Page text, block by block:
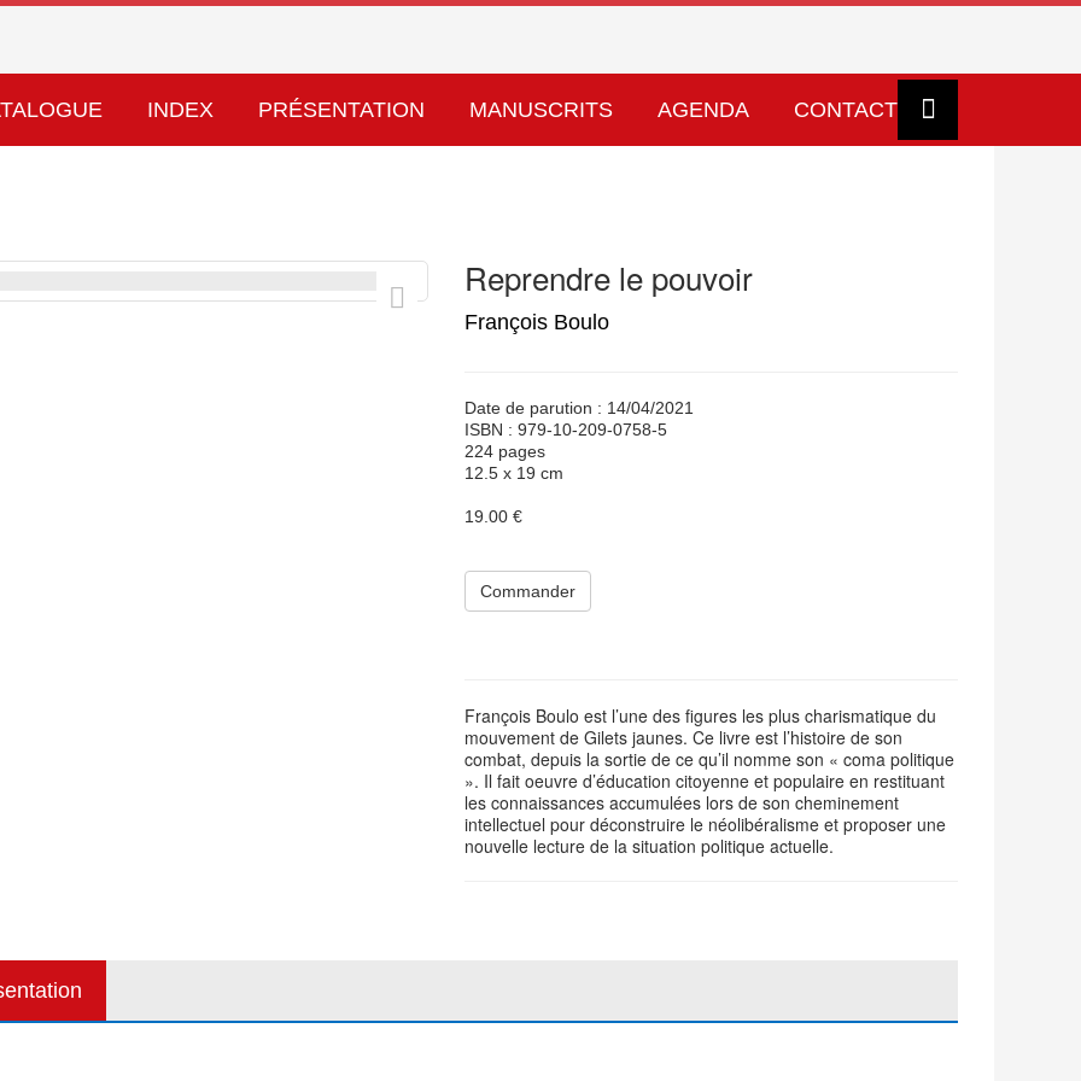
INDEX PRÉSENTATION MANUSCRITS AGENDA CONTACT
Reprendre le pouvoir
François Boulo
Date de parution : 14/04/2021
ISBN : 979-10-209-0758-5
224 pages
12.5 x 19 cm
19.00 €
Commander
François Boulo est l’une des figures les plus charismatique du
mouvement de Gilets jaunes. Ce livre est l’histoire de son
combat, depuis la sortie de ce qu’il nomme son « coma politique
». Il fait oeuvre d’éducation citoyenne et populaire en restituant
les connaissances accumulées lors de son cheminement
intellectuel pour déconstruire le néolibéralisme et proposer une
nouvelle lecture de la situation politique actuelle.